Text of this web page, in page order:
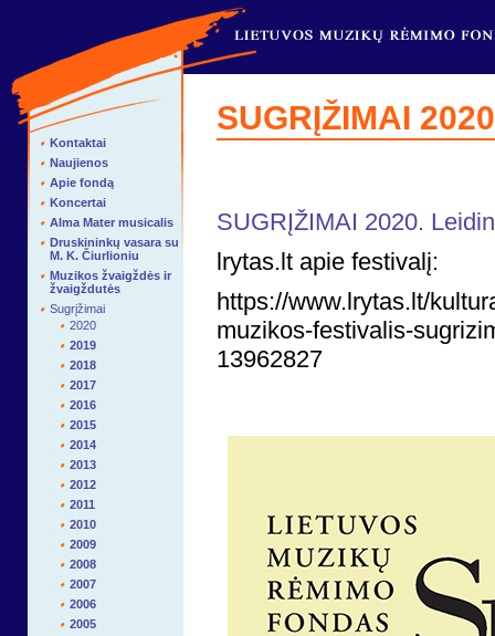
Kontaktai
Naujienos
Apie fondą
Koncertai
Alma Mater musicalis
Druskininkų vasara su
M. K. Čiurlioniu
Muzikos žvaigždės ir
žvaigždutės
Sugrįžimai
2020
2019
2018
2017
2016
2015
2014
2013
2012
2011
2010
2009
2008
2007
2006
2005
SUGRĮŽIMAI 2020
SUGRĮŽIMAI 2020.
lrytas.lt apie festivalį:
https://www.lrytas.lt/
muzikos-festivalis-
13962827